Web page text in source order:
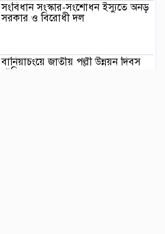
সংবিধান সংস্কার-সংশোধন ইস্যুতে অনড়
সরকার ও বিরোধী দল
বানিয়াচংয়ে জাতীয় পল্লী উন্নয়ন দিবস
পালিত